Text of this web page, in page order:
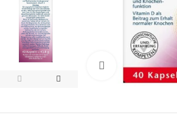
Click to enlarge